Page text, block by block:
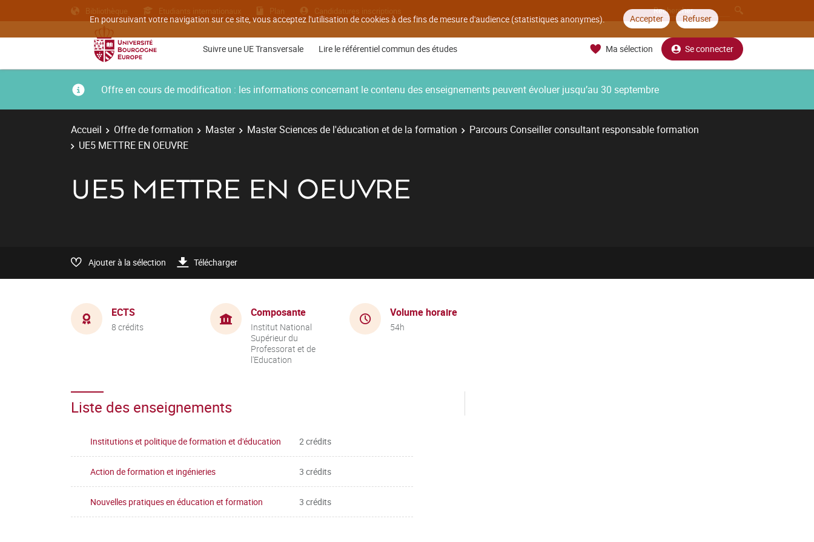
En poursuivant votre navigation sur ce site, vous acceptez l'utilisation de cookies à des fins de mesure d'audience (statistiques anonymes). Accepter Refuser
Bibliothèque Etudiants internationaux Plan Candidatures inscriptions
Suivre une UE Transversale Lire le référentiel commun des études Ma sélection Se connecter
Offre en cours de modification : les informations concernant le contenu des enseignements peuvent évoluer jusqu’au 30 septembre
Accueil Offre de formation Master Master Sciences de l'éducation et de la formation
Parcours Conseiller consultant responsable formation
UE5 METTRE EN OEUVRE
UE5 METTRE EN OEUVRE
Ajouter à la sélection Télécharger
ECTS
8 crédits
Composante
Institut National
Supérieur du
Professorat et de
l'Education
Volume horaire
54h
Liste des enseignements
Institutions et politique de formation et d'éducation 2 crédits
Action de formation et ingénieries 3 crédits
Nouvelles pratiques en éducation et formation 3 crédits